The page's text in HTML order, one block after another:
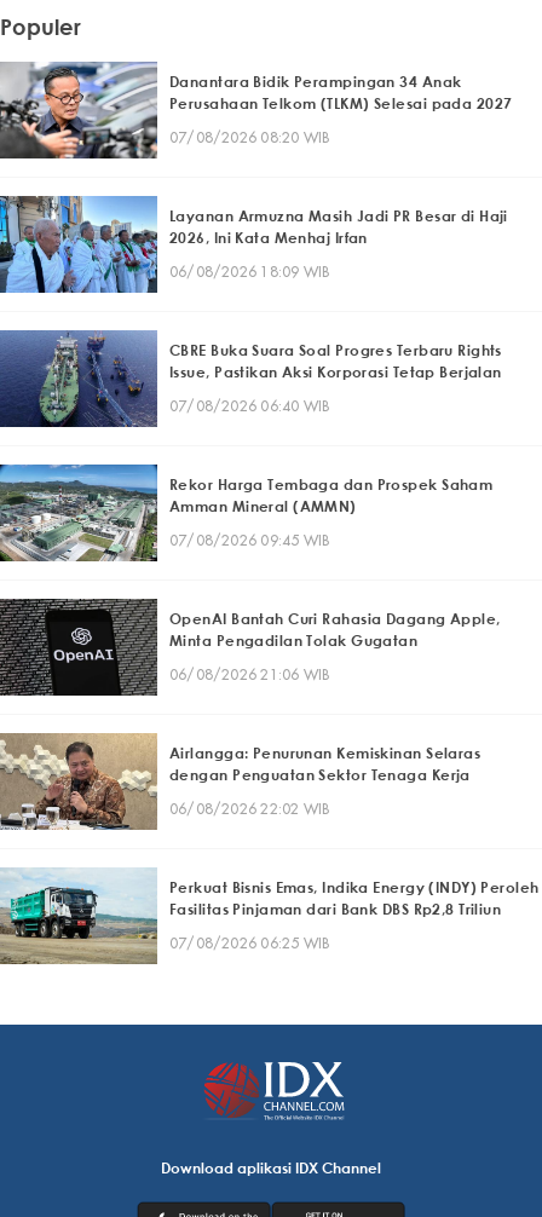
Populer
Danantara Bidik Perampingan 34 Anak
Perusahaan Telkom (TLKM) Selesai pada 2027
07/08/2026 08:20 WIB
Layanan Armuzna Masih Jadi PR Besar di Haji
2026, Ini Kata Menhaj Irfan
06/08/2026 18:09 WIB
CBRE Buka Suara Soal Progres Terbaru Rights
Issue, Pastikan Aksi Korporasi Tetap Berjalan
07/08/2026 06:40 WIB
Rekor Harga Tembaga dan Prospek Saham
Amman Mineral (AMMN)
07/08/2026 09:45 WIB
OpenAI Bantah Curi Rahasia Dagang Apple,
Minta Pengadilan Tolak Gugatan
06/08/2026 21:06 WIB
Airlangga: Penurunan Kemiskinan Selaras
dengan Penguatan Sektor Tenaga Kerja
06/08/2026 22:02 WIB
Perkuat Bisnis Emas, Indika Energy (INDY) Peroleh
Fasilitas Pinjaman dari Bank DBS Rp2,8 Triliun
07/08/2026 06:25 WIB
Download aplikasi IDX Channel